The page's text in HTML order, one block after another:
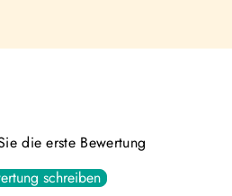
die erste Bewertung
schreiben